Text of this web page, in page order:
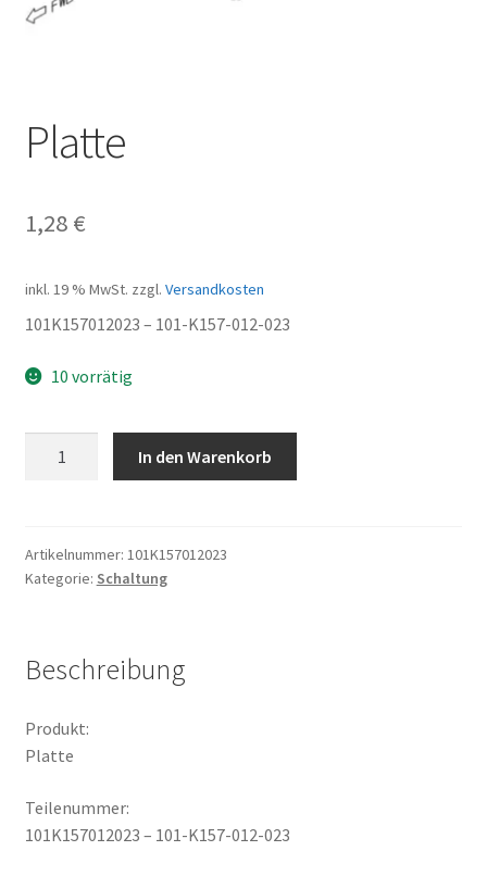
Platte
1,28 €
inkl. 19 % MwSt. zzgl. Versandkosten
101K157012023 – 101-K157-012-023
10 vorrätig
In den Warenkorb
Artikelnummer: 101K157012023
Kategorie: Schaltung
Beschreibung
Produkt:
Platte
Teilenummer:
101K157012023 – 101-K157-012-023